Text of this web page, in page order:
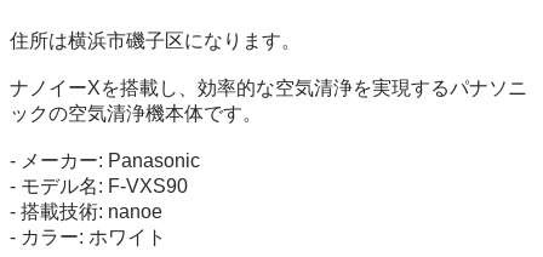
住所は横浜市磯子区になります。
ナノイーXを搭載し、効率的な空気清浄を実現するパナソニ
ックの空気清浄機本体です。
- メーカー: Panasonic
- モデル名: F-VXS90
- 搭載技術: nanoe
- カラー: ホワイト